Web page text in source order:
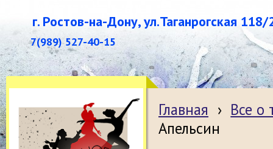
г. Ростов-на-Дону, ул.Таганрогская 118/
7(989) 527-40-15
Главная › Все о
Апельсин